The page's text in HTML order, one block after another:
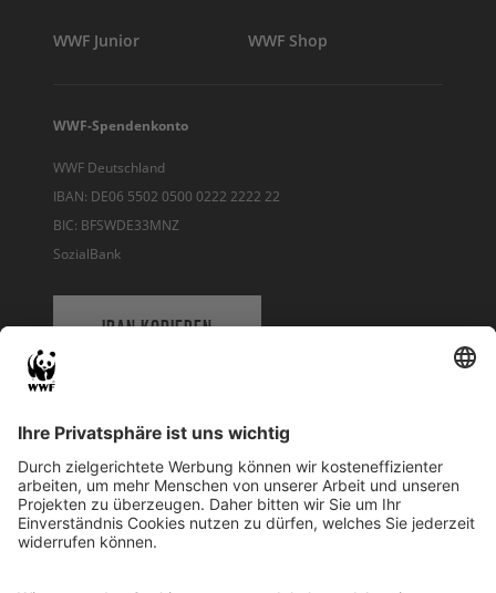
WWF Junior WWF Shop
WWF-Spendenkonto
WWF Deutschland
IBAN: DE06 5502 0500 0222 2222 22
BIC: BFSWDE33MNZ
SozialBank
IBAN KOPIEREN
WWF Deutschland
Reinhardtstr. 18
10117 Berlin